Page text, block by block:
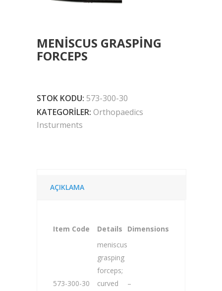
MENISCUS GRASPING
FORCEPS
STOK KODU: 573-300-30
KATEGORILER: Orthopaedics
Insturments
AÇIKLAMA
Item Code Details Dimensions
573-300-30
meniscus
grasping
forceps;
curved
–